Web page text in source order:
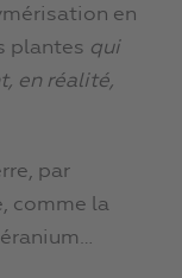
en
plantes qui
en réalité,
par
comme la